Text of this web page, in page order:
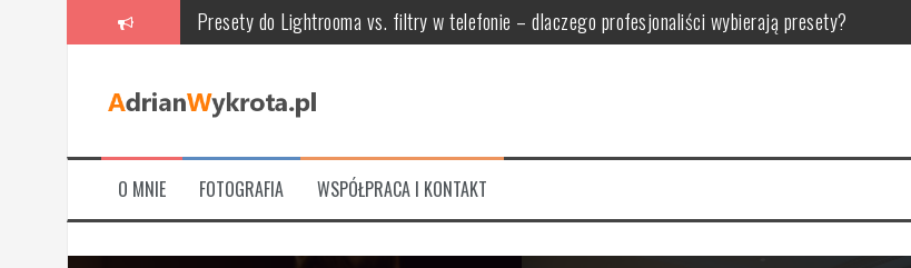
Meble tapicerowane: jak wybrać idealne do swojego salonu?
Szkolenia z video marketingu – klucz do skutecznej strategii wideo
Najlepsze gry na PlayStation 3 dla dwóch osób: Co warto zagrać wspólnie?
Jak leczyć zęby: od próchnicy i wypełnień po leczenie kanałowe, ekstrakcję i protetykę
O MNIE FOTOGRAFIA WSPÓŁPRACA I KONTAKT